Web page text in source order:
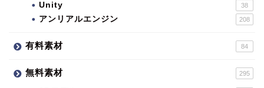
Unity 38
アンリアルエンジン 208
有料素材 84
無料素材 295